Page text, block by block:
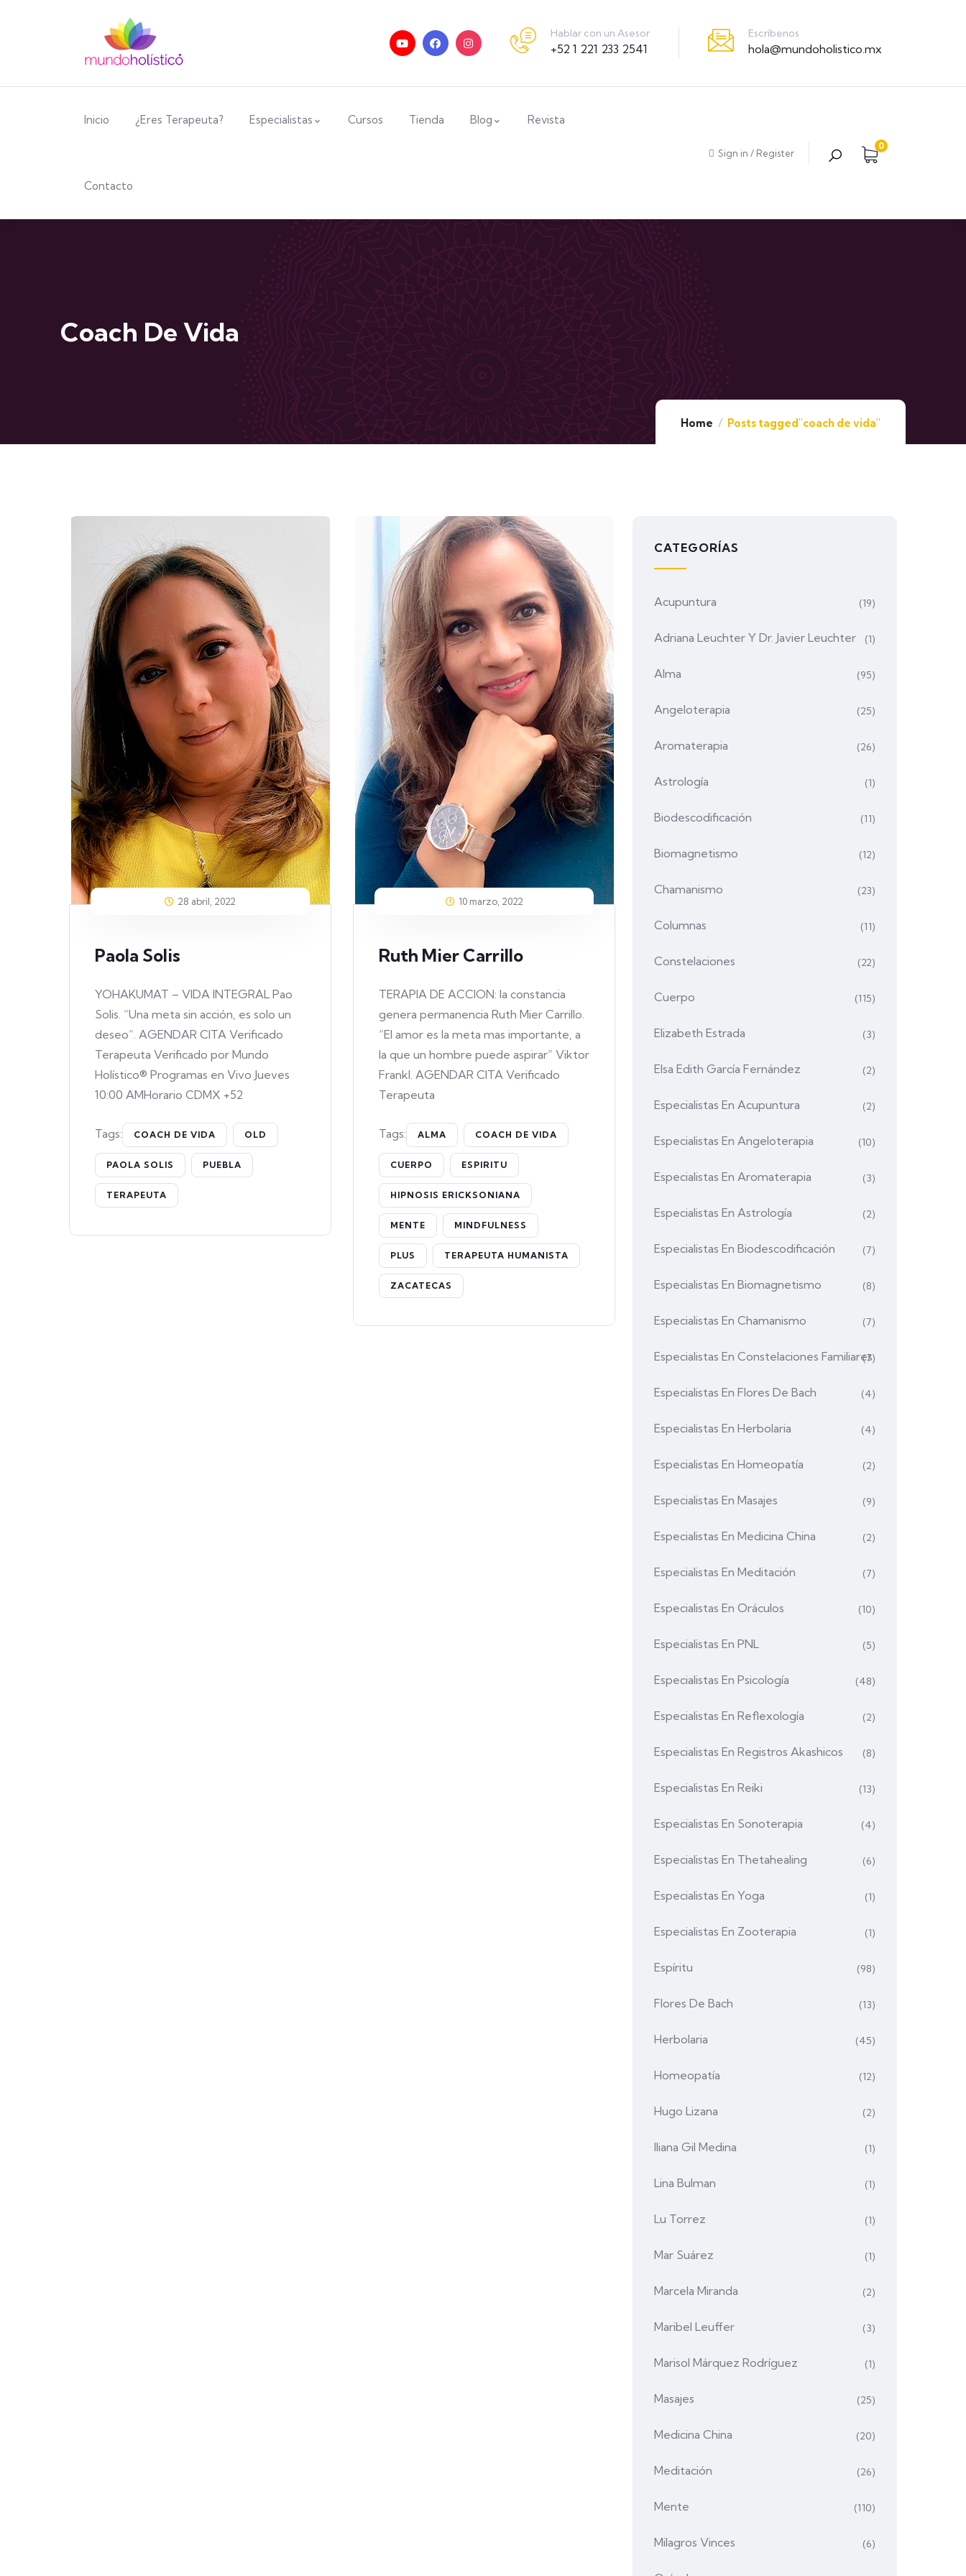
Hablar con un Asesor
+52 1 221 233 2541
Escríbenos
hola@mundoholistico.mx
Inicio ¿Eres Terapeuta? Especialistas Cursos Tienda Blog Revista
Contacto
Sign in / Register
0
Coach De Vida
Home Posts tagged"coach de vida"
28 abril, 2022
Paola Solis
YOHAKUMAT – VIDA INTEGRAL Pao
Solis. “Una meta sin acción, es solo un
deseo”. AGENDAR CITA Verificado
Terapeuta Verificado por Mundo
Holístico® Programas en Vivo Jueves
10:00 AMHorario CDMX +52
Tags: COACH DE VIDA OLD
PAOLA SOLIS PUEBLA
TERAPEUTA
10 marzo, 2022
Ruth Mier Carrillo
TERAPIA DE ACCION: la constancia
genera permanencia Ruth Mier Carrillo.
“El amor es la meta mas importante, a
la que un hombre puede aspirar” Viktor
Frankl. AGENDAR CITA Verificado
Terapeuta
Tags: ALMA COACH DE VIDA
CUERPO ESPIRITU
HIPNOSIS ERICKSONIANA
MENTE MINDFULNESS
PLUS TERAPEUTA HUMANISTA
ZACATECAS
CATEGORÍAS
Acupuntura (19)
Adriana Leuchter Y Dr. Javier Leuchter (1)
Alma (95)
Angeloterapia (25)
Aromaterapia (26)
Astrología (1)
Biodescodificación (11)
Biomagnetismo (12)
Chamanismo (23)
Columnas (11)
Constelaciones (22)
Cuerpo (115)
Elizabeth Estrada (3)
Elsa Edith García Fernández (2)
Especialistas En Acupuntura (2)
Especialistas En Angeloterapia (10)
Especialistas En Aromaterapia (3)
Especialistas En Astrología (2)
Especialistas En Biodescodificación (7)
Especialistas En Biomagnetismo (8)
Especialistas En Chamanismo (7)
Especialistas En Constelaciones Familiares
(7)
Especialistas En Flores De Bach (4)
Especialistas En Herbolaria (4)
Especialistas En Homeopatía (2)
Especialistas En Masajes (9)
Especialistas En Medicina China (2)
Especialistas En Meditación (7)
Especialistas En Oráculos (10)
Especialistas En PNL (5)
Especialistas En Psicología (48)
Especialistas En Reflexología (2)
Especialistas En Registros Akashicos (8)
Especialistas En Reiki (13)
Especialistas En Sonoterapia (4)
Especialistas En Thetahealing (6)
Especialistas En Yoga (1)
Especialistas En Zooterapia (1)
Espíritu (98)
Flores De Bach (13)
Herbolaria (45)
Homeopatía (12)
Hugo Lizana (2)
Iliana Gil Medina (1)
Lina Bulman (1)
Lu Torrez (1)
Mar Suárez (1)
Marcela Miranda (2)
Maribel Leuffer (3)
Marisol Márquez Rodríguez (1)
Masajes (25)
Medicina China (20)
Meditación (26)
Mente (110)
Milagros Vinces (6)